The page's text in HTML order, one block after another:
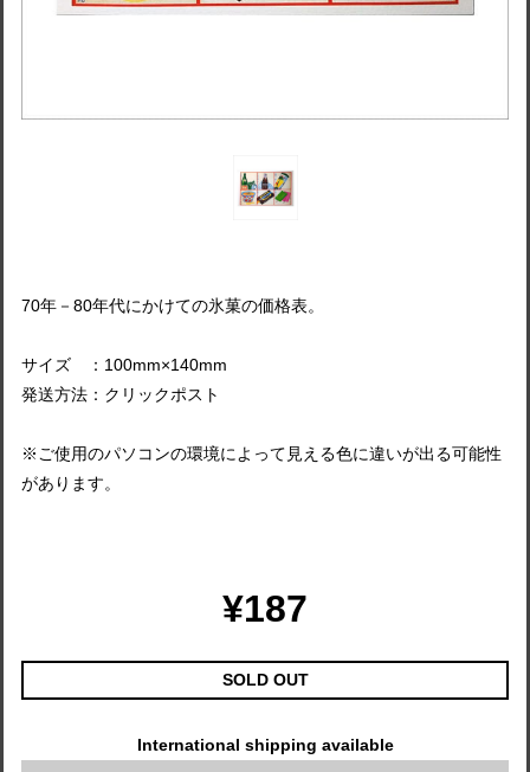
70年－80年代にかけての氷菓の価格表。
サイズ ：100mm×140mm
発送方法：クリックポスト
※ご使用のパソコンの環境によって見える色に違いが出る可能性
があります。
¥187
SOLD OUT
International shipping available